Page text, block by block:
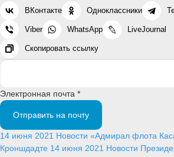
ВКонтакте Одноклассники
Viber WhatsApp LiveJournal
Скопировать ссылку
Электронная почта *
Отправить на почту
14 июня 2021 Новости «Адмирал флота
Кроншдадте 14 июня 2021 Новости